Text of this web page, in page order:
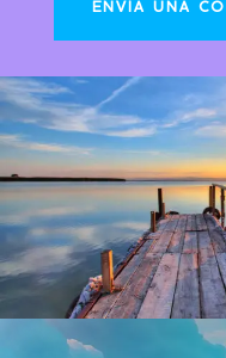
ENVÍA UNA